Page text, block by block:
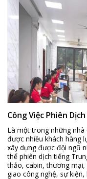
Công Việc Phiên
Là một trong những nhà
được nhiều khách hàng
xây dựng được đội ngũ
thể phiên dịch tiếng
thảo, cabin, thương
giao công nghệ, sự